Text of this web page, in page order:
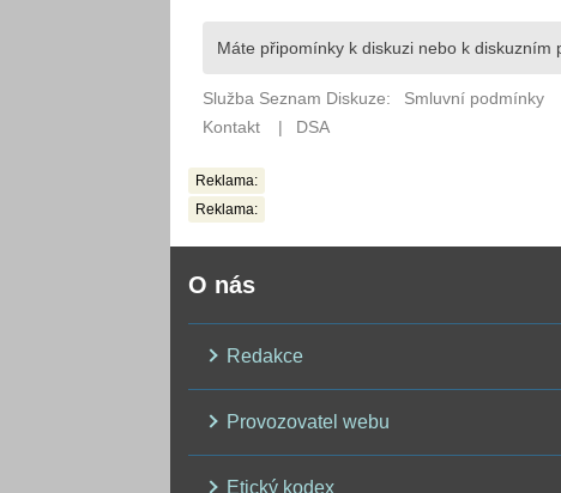
Reklama:
Reklama:
O nás
Redakce
Provozovatel webu
Etický kodex